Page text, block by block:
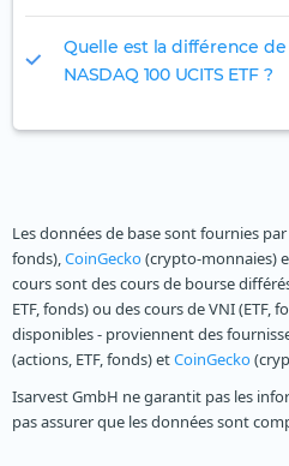
Quelle est la différence
NASDAQ 100 UCITS ETF ?
Les données de base sont fournies par
fonds),CoinGecko(crypto-monnaies)
cours sont des cours de bourse
ETF, fonds) ou des cours de VNI (ETF,
disponibles - proviennent des
(actions, ETF, fonds) etCoinGecko
Isarvest GmbH ne garantit pas les
pas assurer que les données sont